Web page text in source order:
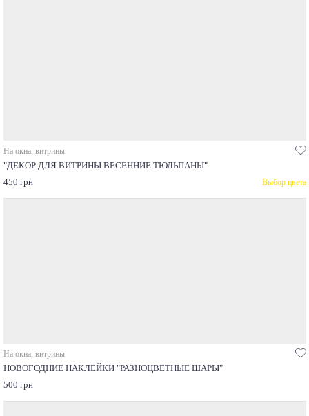
На окна, витрины
"ДЕКОР ДЛЯ ВИТРИНЫ ВЕСЕННИЕ ТЮЛЬПАНЫ"
450 грн
Выбор цвета
На окна, витрины
НОВОГОДНИЕ НАКЛЕЙКИ "РАЗНОЦВЕТНЫЕ ШАРЫ"
500 грн